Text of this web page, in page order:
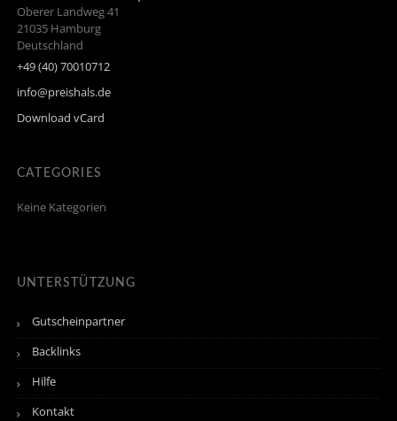
Oberer Landweg 41
21035 Hamburg
Deutschland
+49 (40) 70010712
info@preishals.de
Download vCard
CATEGORIES
Keine Kategorien
UNTERSTÜTZUNG
Gutscheinpartner
Backlinks
Hilfe
Kontakt